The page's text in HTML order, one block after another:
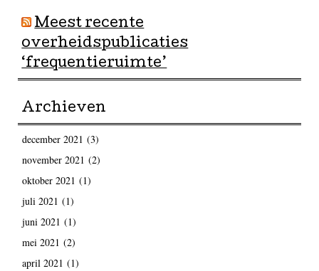
Meest recente
overheidspublicaties
‘frequentieruimte’
Archieven
december 2021 (3)
november 2021 (2)
oktober 2021 (1)
juli 2021 (1)
juni 2021 (1)
mei 2021 (2)
april 2021 (1)